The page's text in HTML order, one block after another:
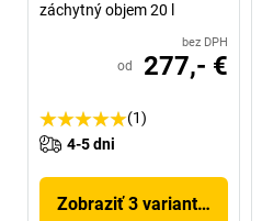
záchytný objem 20 l
bez DPH
od 277,- €
(1)
4-5 dni
Zobraziť 3 variantov